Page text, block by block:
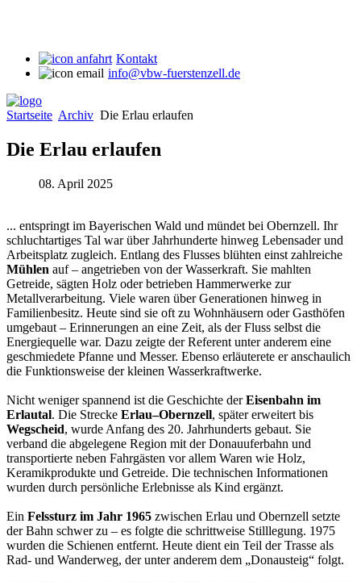
Kontakt
info@vbw-fuerstenzell.de
Startseite Archiv Die Erlau erlaufen
Die Erlau erlaufen
08. April 2025
... entspringt im Bayerischen Wald und mündet bei Obernzell. Ihr
schluchtartiges Tal war über Jahrhunderte hinweg Lebensader und
Arbeitsplatz zugleich. Entlang des Flusses blühten einst zahlreiche
Mühlen auf – angetrieben von der Wasserkraft. Sie mahlten
Getreide, sägten Holz oder betrieben Hammerwerke zur
Metallverarbeitung. Viele waren über Generationen hinweg in
Familienbesitz. Heute sind sie oft zu Wohnhäusern oder Gasthöfen
umgebaut – Erinnerungen an eine Zeit, als der Fluss selbst die
Energiequelle war. Dazu zeigte der Referent unter anderem eine
geschmiedete Pfanne und Messer. Ebenso erläuterete er anschaulich
die Funktionsweise der kleinen Wasserkraftwerke.
Nicht weniger spannend ist die Geschichte derEisenbahn im
Erlautal. Die Strecke Erlau–Obernzell, später erweitert bis
Wegscheid, wurde Anfang des 20. Jahrhunderts gebaut. Sie
verband die abgelegene Region mit der Donauuferbahn und
transportierte neben Fahrgästen vor allem Waren wie Holz,
Keramikprodukte und Getreide. Die technischen Informationen
wurden durch persönliche Erlebnisse als Kind ergänzt.
Ein Felssturz im Jahr 1965 zwischen Erlau und Obernzell setzte
der Bahn schwer zu – es folgte die schrittweise Stilllegung. 1975
wurden die Schienen entfernt. Heute dient ein Teil der Trasse als
Rad- und Wanderweg, der unter anderem dem „Donausteig“ folgt.